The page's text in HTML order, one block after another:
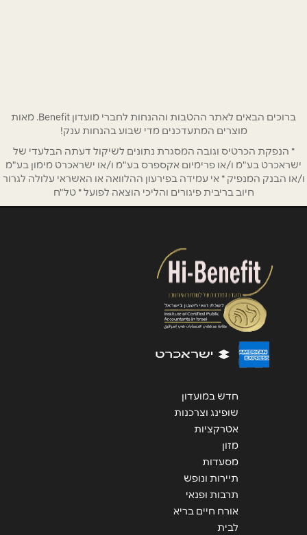
נושא*
אנא חזרו אלי בקשר ל...
הודעה*
שליחה
ברוכים הבאים לאתר ההטבות וההנחות לחברי מועדון Benefit. מאות
מוצרים המתעדכנים מדי שבוע בהנחות ענק!
* הנפקת הכרטיס וגובה המסגרת נתונים לשיקול דעתה הבלעדי של
ישראכרט בע"מ ו/או פרימיום אקספרס בע"מ ו/או ישראכרט מימון בע"מ
ו/או הבנק המנפיק * אי עמידה בפירעון ההלוואה או האשראי עלולה לגרור
חיוב בריבית פיגורים והליכי הוצאה לפועל * טל"ח
חדש במועדון
שופינג וצרכנות
אטרקציות
מזון
מסעדות
תיירות ונופש
תרבות ופנאי
אורח חיים בריא
לבית